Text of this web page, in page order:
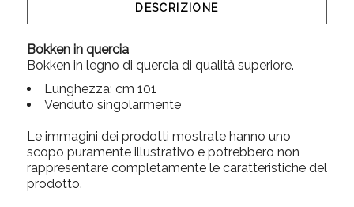
DESCRIZIONE
Bokken in quercia
Bokken in legno di quercia di qualità superiore.
Lunghezza: cm 101
Venduto singolarmente
Le immagini dei prodotti mostrate hanno uno
scopo puramente illustrativo e potrebbero non
rappresentare completamente le caratteristiche del
prodotto.